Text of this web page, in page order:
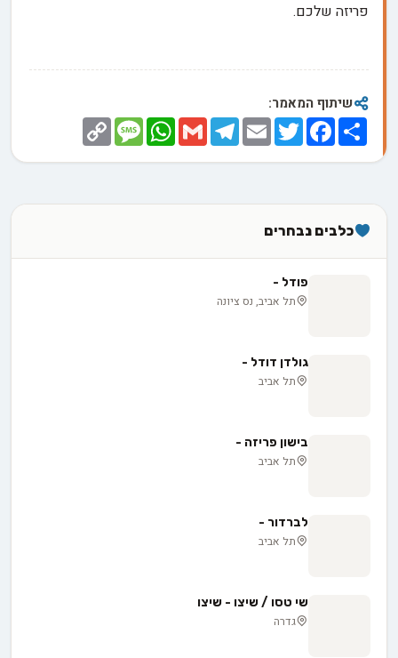
פריזה שלכם.
שיתוף המאמר:
Share
Facebook
Twitter
Email
Telegram
Gmail
WhatsApp
Message
Copy
Link
כלבים נבחרים
פודל -
תל אביב, נס ציונה
גולדן דודל -
תל אביב
בישון פריזה -
תל אביב
לברדור -
תל אביב
שי טסו / שיצו - שיצו
גדרה